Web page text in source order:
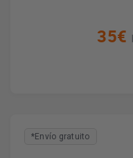
35€
*Envío gratuito